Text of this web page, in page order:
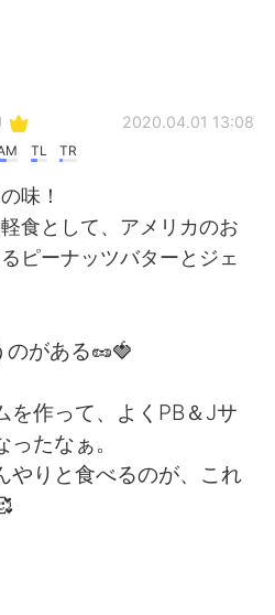
App
국어
TL TR
2020.04.01 13:08
味！
食として、アメリカのお
ピーナッツバターとジェ
がある🥜🍓
を作って、よくPB＆Jサ
たなぁ。
やりと食べるのが、これ